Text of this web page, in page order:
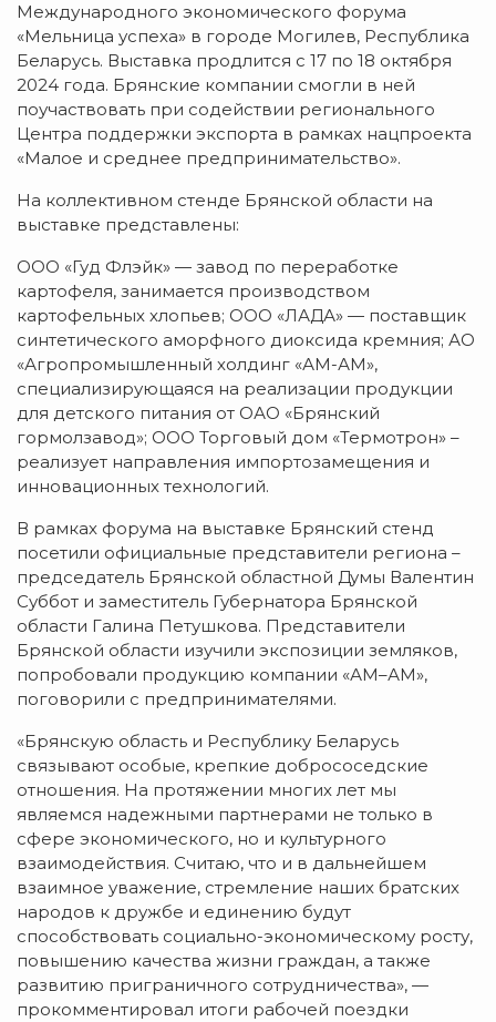
Международного экономического форума
«Мельница успеха» в городе Могилев, Республика
Беларусь. Выставка продлится с 17 по 18 октября
2024 года. Брянские компании смогли в ней
поучаствовать при содействии регионального
Центра поддержки экспорта в рамках нацпроекта
«Малое и среднее предпринимательство».
На коллективном стенде Брянской области на
выставке представлены:
ООО «Гуд Флэйк» — завод по переработке
картофеля, занимается производством
картофельных хлопьев; ООО «ЛАДА» — поставщик
синтетического аморфного диоксида кремния; АО
«Агропромышленный холдинг «АМ-АМ»,
специализирующаяся на реализации продукции
для детского питания от ОАО «Брянский
гормолзавод»; ООО Торговый дом «Термотрон» –
реализует направления импортозамещения и
инновационных технологий.
В рамках форума на выставке Брянский стенд
посетили официальные представители региона –
председатель Брянской областной Думы Валентин
Суббот и заместитель Губернатора Брянской
области Галина Петушкова. Представители
Брянской области изучили экспозиции земляков,
попробовали продукцию компании «АМ–АМ»,
поговорили с предпринимателями.
«Брянскую область и Республику Беларусь
связывают особые, крепкие добрососедские
отношения. На протяжении многих лет мы
являемся надежными партнерами не только в
сфере экономического, но и культурного
взаимодействия. Считаю, что и в дальнейшем
взаимное уважение, стремление наших братских
народов к дружбе и единению будут
способствовать социально-экономическому росту,
повышению качества жизни граждан, а также
развитию приграничного сотрудничества», —
прокомментировал итоги рабочей поездки